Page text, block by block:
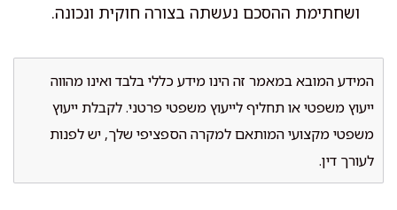
ושחתימת ההסכם נעשתה בצורה חוקית ונכונה.
המידע המובא במאמר זה הינו מידע כללי בלבד ואינו מהווה
ייעוץ משפטי או תחליף לייעוץ משפטי פרטני. לקבלת ייעוץ
משפטי מקצועי המותאם למקרה הספציפי שלך, יש לפנות
לעורך דין.